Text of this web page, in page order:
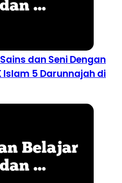
dan Seni Dengan
5 Darunnajah di